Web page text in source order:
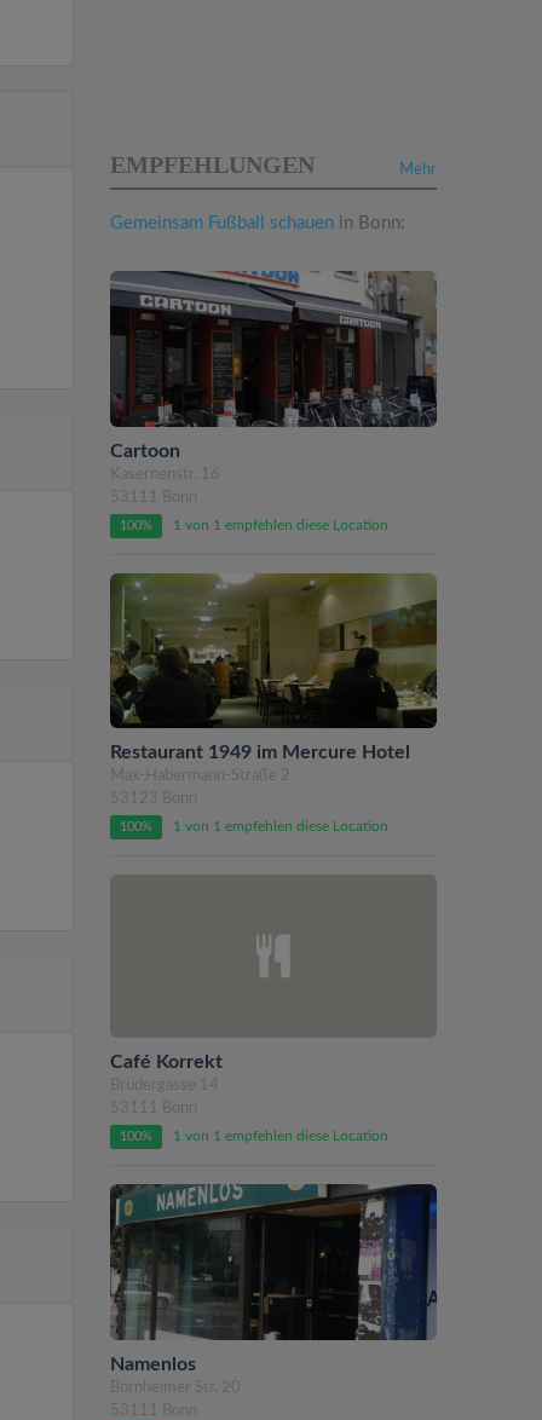
Mehr
EMPFEHLUNGEN
Gemeinsam Fußball schauen in Bonn:
Cartoon
Kasernenstr. 16
53111 Bonn
100% 1 von 1 empfehlen diese Location
Restaurant 1949 im Mercure Hotel
Max-Habermann-Straße 2
53123 Bonn
100% 1 von 1 empfehlen diese Location
Café Korrekt
Brüdergasse 14
53111 Bonn
100% 1 von 1 empfehlen diese Location
Namenlos
Bornheimer Str. 20
53111 Bonn